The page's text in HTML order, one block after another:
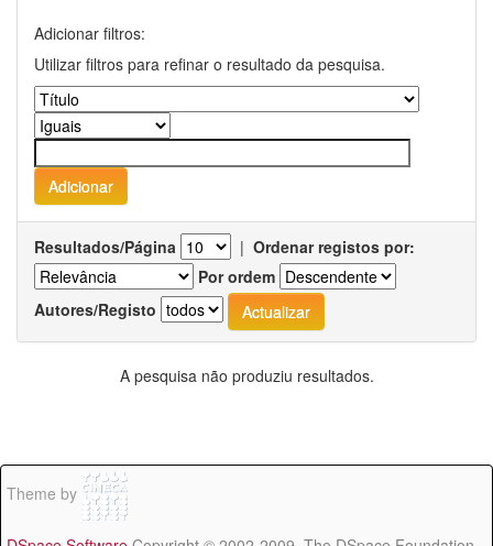
Adicionar filtros:
Utilizar filtros para refinar o resultado da pesquisa.
Resultados/Página | Ordenar registos por:
Por ordem
Autores/Registo
A pesquisa não produziu resultados.
Theme by